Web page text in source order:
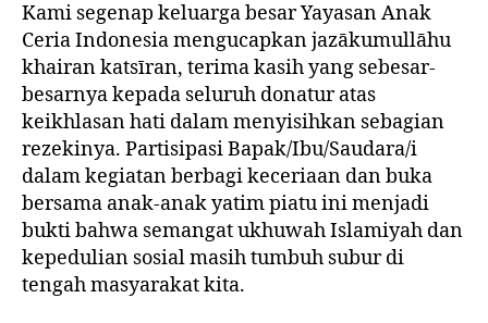
Kami segenap keluarga besar Yayasan Anak
Ceria Indonesia mengucapkan jazākumullāhu
khairan katsīran, terima kasih yang sebesar-
besarnya kepada seluruh donatur atas
keikhlasan hati dalam menyisihkan sebagian
rezekinya. Partisipasi Bapak/Ibu/Saudara/i
dalam kegiatan berbagi keceriaan dan buka
bersama anak-anak yatim piatu ini menjadi
bukti bahwa semangat ukhuwah Islamiyah dan
kepedulian sosial masih tumbuh subur di
tengah masyarakat kita.